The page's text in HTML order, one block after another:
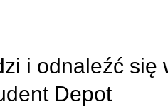
i odnaleźć się
Depot